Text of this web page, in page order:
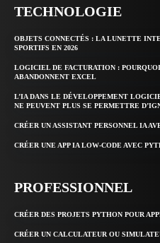
TECHNOLOGIE
OBJETS CONNECTÉS : LA LUNETTE
SPORTIFS EN 2026
LOGICIEL DE FACTURATION :
ABANDONNENT EXCEL
L’IA DANS LE DÉVELOPPEMENT
NE PEUVENT PLUS SE PERMETTRE
CRÉER UN ASSISTANT PERSONNEL IA
CRÉER UNE APP IA LOW-CODE AVEC
PROFESSIONNEL
CRÉER DES PROJETS PYTHON POUR
CRÉER UN CALCULATEUR OU